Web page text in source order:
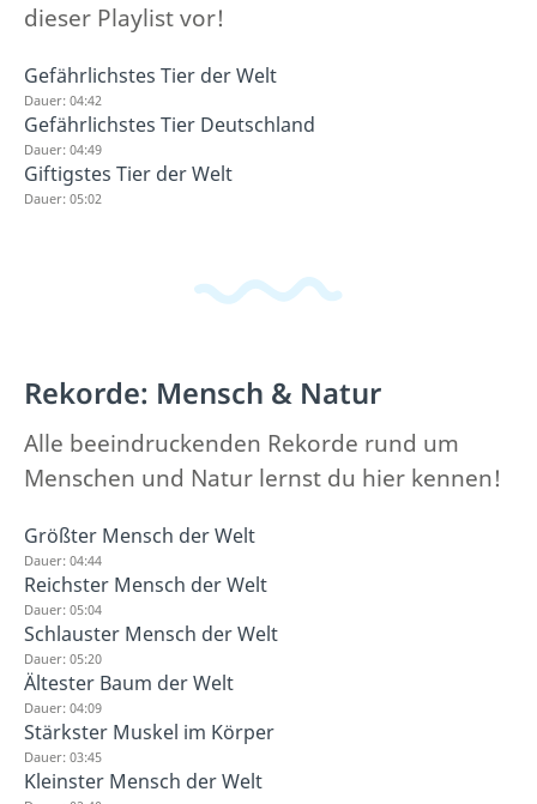
dieser Playlist vor!
Gefährlichstes Tier der Welt
Dauer: 04:42
Gefährlichstes Tier Deutschland
Dauer: 04:49
Giftigstes Tier der Welt
Dauer: 05:02
Rekorde: Mensch & Natur
Alle beeindruckenden Rekorde rund um
Menschen und Natur lernst du hier kennen!
Größter Mensch der Welt
Dauer: 04:44
Reichster Mensch der Welt
Dauer: 05:04
Schlauster Mensch der Welt
Dauer: 05:20
Ältester Baum der Welt
Dauer: 04:09
Stärkster Muskel im Körper
Dauer: 03:45
Kleinster Mensch der Welt